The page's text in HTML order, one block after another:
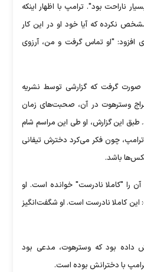
ناراحت بود". ترامپ با اظهار اینکه
نکرده که آیا خود او در این کار
افزود: "او تماس گرفت و من، آرزوی
صورت گرفت که گزارشی توسط نشریه
وسترهوت در آن، صحبت‌های زمان
این گزارش، او طی این مراسم شام
ترامپ، چون فکر می‌کرد دخترش تیفانی
باشد.
آن را "کاملا نادرست" خوانده است. او
کاملا نادرست است. او شگفت‌انگیز
داده بود که وسترهوت، مدعی بود
ترامپ با دخترانش بوده است.